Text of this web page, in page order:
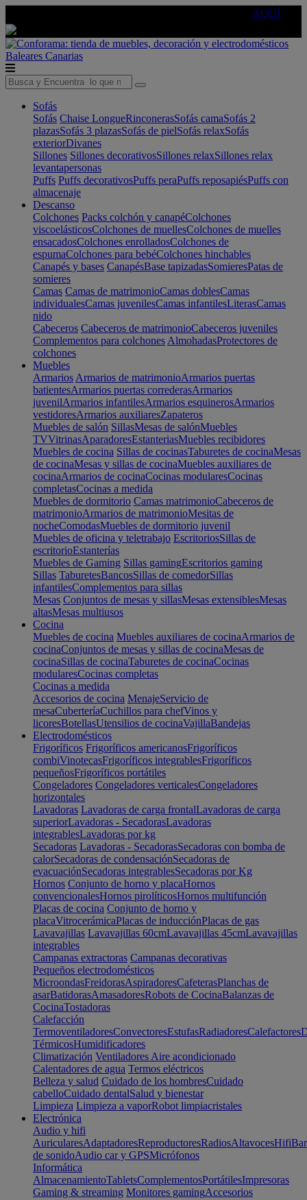
AQUÍ
Baleares Canarias
Sofás
Sofás Chaise LongueRinconerasSofás camaSofás 2
plazasSofás 3 plazasSofás de pielSofás relaxSofás
exteriorDivanes
Sillones Sillones decorativosSillones relaxSillones relax
levantapersonas
Puffs Puffs decorativosPuffs peraPuffs reposapiésPuffs con
almacenaje
Descanso
Colchones Packs colchón y canapéColchones
viscoelásticosColchones de muellesColchones de muelles
ensacadosColchones enrolladosColchones de
espumaColchones para bebéColchones hinchables
Canapés y bases CanapésBase tapizadasSomieresPatas de
somieres
Camas Camas de matrimonioCamas doblesCamas
individualesCamas juvenilesCamas infantilesLiterasCamas
nido
Cabeceros Cabeceros de matrimonioCabeceros juveniles
Complementos para colchones AlmohadasProtectores de
colchones
Muebles
Armarios Armarios de matrimonioArmarios puertas
batientesArmarios puertas correderasArmarios
juvenilArmarios infantilesArmarios esquinerosArmarios
vestidoresArmarios auxiliaresZapateros
Muebles de salón SillasMesas de salónMuebles
TVVitrinasAparadoresEstanteriasMuebles recibidores
Muebles de cocina Sillas de cocinasTaburetes de cocinaMesas
de cocinaMesas y sillas de cocinaMuebles auxiliares de
cocinaArmarios de cocinaCocinas modularesCocinas
completasCocinas a medida
Muebles de dormitorio Camas matrimonioCabeceros de
matrimonioArmarios de matrimonioMesitas de
nocheComodasMuebles de dormitorio juvenil
Muebles de oficina y teletrabajo EscritoriosSillas de
escritorioEstanterías
Muebles de Gaming Sillas gamingEscritorios gaming
Sillas TaburetesBancosSillas de comedorSillas
infantilesComplementos para sillas
Mesas Conjuntos de mesas y sillasMesas extensiblesMesas
altasMesas multiusos
Cocina
Muebles de cocina Muebles auxiliares de cocinaArmarios de
cocinaConjuntos de mesas y sillas de cocinaMesas de
cocinaSillas de cocinaTaburetes de cocinaCocinas
modularesCocinas completas
Cocinas a medida
Accesorios de cocina MenajeServicio de
mesaCuberteríaCuchillos para chefVinos y
licoresBotellasUtensilios de cocinaVajillaBandejas
Electrodomésticos
Frigoríficos Frigoríficos americanosFrigoríficos
combiVinotecasFrigoríficos integrablesFrigoríficos
pequeñosFrigoríficos portátiles
Congeladores Congeladores verticalesCongeladores
horizontales
Lavadoras Lavadoras de carga frontalLavadoras de carga
superiorLavadoras - SecadorasLavadoras
integrablesLavadoras por kg
Secadoras Lavadoras - SecadorasSecadoras con bomba de
calorSecadoras de condensaciónSecadoras de
evacuaciónSecadoras integrablesSecadoras por Kg
Hornos Conjunto de horno y placaHornos
convencionalesHornos pirolíticosHornos multifunción
Placas de cocina Conjunto de horno y
placaVitrocerámicaPlacas de inducciónPlacas de gas
Lavavajillas Lavavajillas 60cmLavavajillas 45cmLavavajillas
integrables
Campanas extractoras Campanas decorativas
Pequeños electrodomésticos
MicroondasFreidorasAspiradoresCafeterasPlanchas de
asarBatidorasAmasadoresRobots de CocinaBalanzas de
CocinaTostadoras
Calefacción
TermoventiladoresConvectoresEstufasRadiadoresCalefactores
TérmicosHumidificadores
Climatización Ventiladores Aire acondicionado
Calentadores de agua Termos eléctricos
Belleza y salud Cuidado de los hombresCuidado
cabelloCuidado dentalSalud y bienestar
Limpieza Limpieza a vaporRobot limpiacristales
Electrónica
Audio y hifi
AuricularesAdaptadoresReproductoresRadiosAltavocesHifi
de sonidoAudio car y GPSMicrófonos
Informática
AlmacenamientoTabletsComplementosPortátilesImpresoras
Gaming & streaming Monitores gamingAccesorios